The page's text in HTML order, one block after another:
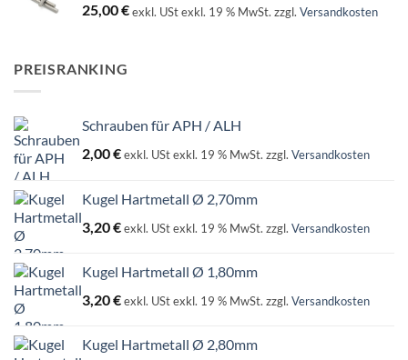
25,00€exkl. UStexkl. 19 % MwSt. zzgl. Versandkosten
PREISRANKING
Schrauben für APH / ALH
2,00€exkl. UStexkl. 19 % MwSt. zzgl. Versandkosten
Kugel Hartmetall Ø 2,70mm
3,20€exkl. UStexkl. 19 % MwSt. zzgl. Versandkosten
Kugel Hartmetall Ø 1,80mm
3,20€exkl. UStexkl. 19 % MwSt. zzgl. Versandkosten
Kugel Hartmetall Ø 2,80mm